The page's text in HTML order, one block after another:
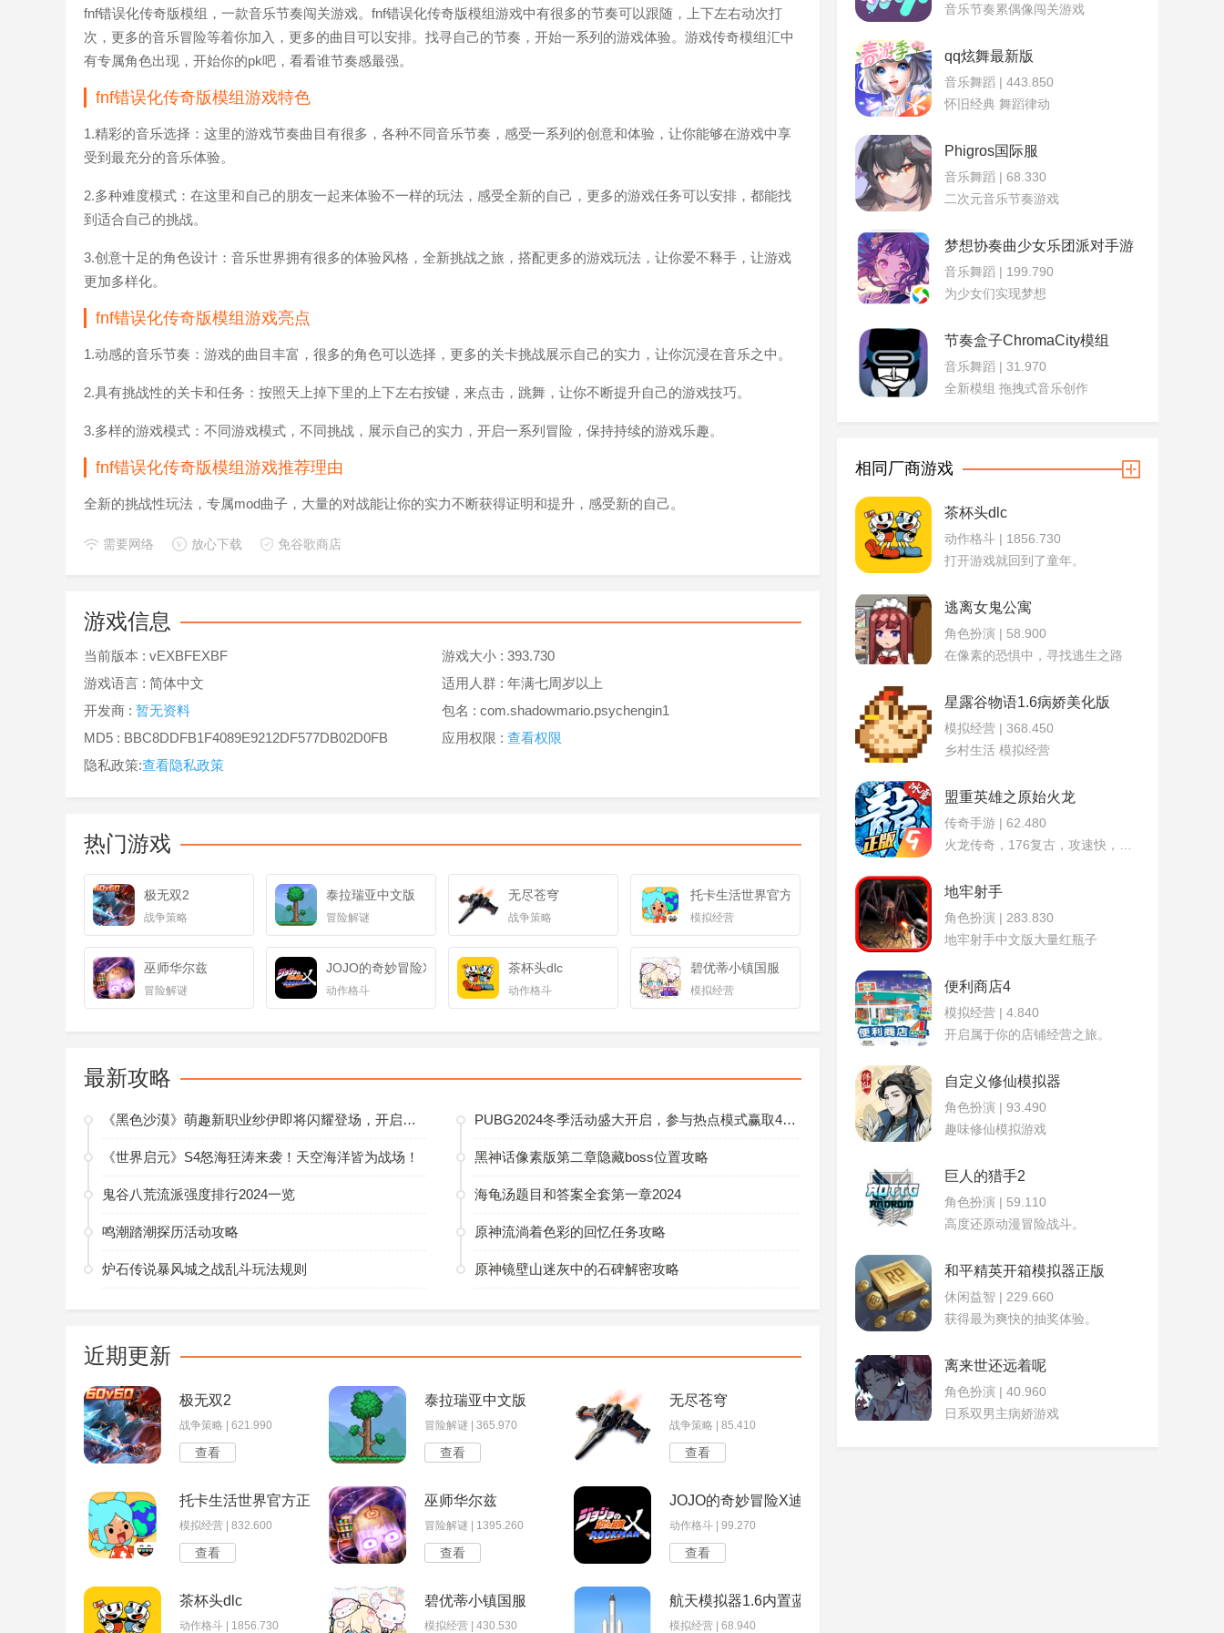
fnf错误化传奇版模组，一款音乐节奏闯关游戏。fnf错误化传奇版模组游戏中有很多的节奏可以跟随，上下左右动次打
次，更多的音乐冒险等着你加入，更多的曲目可以安排。找寻自己的节奏，开始一系列的游戏体验。游戏传奇模组汇中
有专属角色出现，开始你的pk吧，看看谁节奏感最强。
fnf错误化传奇版模组游戏特色
1.精彩的音乐选择：这里的游戏节奏曲目有很多，各种不同音乐节奏，感受一系列的创意和体验，让你能够在游戏中享
受到最充分的音乐体验。
2.多种难度模式：在这里和自己的朋友一起来体验不一样的玩法，感受全新的自己，更多的游戏任务可以安排，都能找
到适合自己的挑战。
3.创意十足的角色设计：音乐世界拥有很多的体验风格，全新挑战之旅，搭配更多的游戏玩法，让你爱不释手，让游戏
更加多样化。
fnf错误化传奇版模组游戏亮点
1.动感的音乐节奏：游戏的曲目丰富，很多的角色可以选择，更多的关卡挑战展示自己的实力，让你沉浸在音乐之中。
2.具有挑战性的关卡和任务：按照天上掉下里的上下左右按键，来点击，跳舞，让你不断提升自己的游戏技巧。
3.多样的游戏模式：不同游戏模式，不同挑战，展示自己的实力，开启一系列冒险，保持持续的游戏乐趣。
fnf错误化传奇版模组游戏推荐理由
全新的挑战性玩法，专属mod曲子，大量的对战能让你的实力不断获得证明和提升，感受新的自己。
需要网络 放心下载 免谷歌商店
游戏信息
当前版本 : vEXBFEXBF 游戏大小 : 393.730
游戏语言 : 简体中文 适用人群 : 年满七周岁以上
开发商 : 暂无资料
包名 : com.shadowmario.psychengin1
MD5 : BBC8DDFB1F4089E9212DF577DB02D0FB
应用权限 : 查看权限
隐私政策:查看隐私政策
热门游戏
极无双2
战争策略
泰拉瑞亚中文版
冒险解谜
无尽苍穹
战争策略
托卡生活世界官方正版
模拟经营
巫师华尔兹
冒险解谜
JOJO的奇妙冒险X迪亚哥
动作格斗
茶杯头dlc
动作格斗
碧优蒂小镇国服
模拟经营
最新攻略
《黑色沙漠》萌趣新职业纱伊即将闪耀登场，开启多元玩法新篇
《世界启元》S4怒海狂涛来袭！天空海洋皆为战场！
鬼谷八荒流派强度排行2024一览
鸣潮踏潮探历活动攻略
炉石传说暴风城之战乱斗玩法规则
PUBG2024冬季活动盛大开启，参与热点模式赢取4080S显卡大奖
黑神话像素版第二章隐藏boss位置攻略
海龟汤题目和答案全套第一章2024
原神流淌着色彩的回忆任务攻略
原神镜壁山迷灰中的石碑解密攻略
近期更新
极无双2
战争策略 | 621.990
查看
泰拉瑞亚中文版
冒险解谜 | 365.970
查看
无尽苍穹
战争策略 | 85.410
查看
托卡生活世界官方正版
模拟经营 | 832.600
查看
巫师华尔兹
冒险解谜 | 1395.260
查看
JOJO的奇妙冒险X迪亚哥
动作格斗 | 99.270
查看
茶杯头dlc
动作格斗 | 1856.730
碧优蒂小镇国服
模拟经营 | 430.530
航天模拟器1.6内置蓝图模组
模拟经营 | 68.940
音乐节奏累偶像闯关游戏
qq炫舞最新版
音乐舞蹈 | 443.850
怀旧经典 舞蹈律动
Phigros国际服
音乐舞蹈 | 68.330
二次元音乐节奏游戏
梦想协奏曲少女乐团派对手游
音乐舞蹈 | 199.790
为少女们实现梦想
节奏盒子ChromaCity模组
音乐舞蹈 | 31.970
全新模组 拖拽式音乐创作
相同厂商游戏
茶杯头dlc
动作格斗 | 1856.730
打开游戏就回到了童年。
逃离女鬼公寓
角色扮演 | 58.900
在像素的恐惧中，寻找逃生之路
星露谷物语1.6病娇美化版
模拟经营 | 368.450
乡村生活 模拟经营
盟重英雄之原始火龙
传奇手游 | 62.480
地牢射手
角色扮演 | 283.830
地牢射手中文版大量红瓶子
便利商店4
模拟经营 | 4.840
开启属于你的店铺经营之旅。
自定义修仙模拟器
角色扮演 | 93.490
趣味修仙模拟游戏
巨人的猎手2
角色扮演 | 59.110
高度还原动漫冒险战斗。
和平精英开箱模拟器正版
休闲益智 | 229.660
获得最为爽快的抽奖体验。
离来世还远着呢
角色扮演 | 40.960
日系双男主病娇游戏